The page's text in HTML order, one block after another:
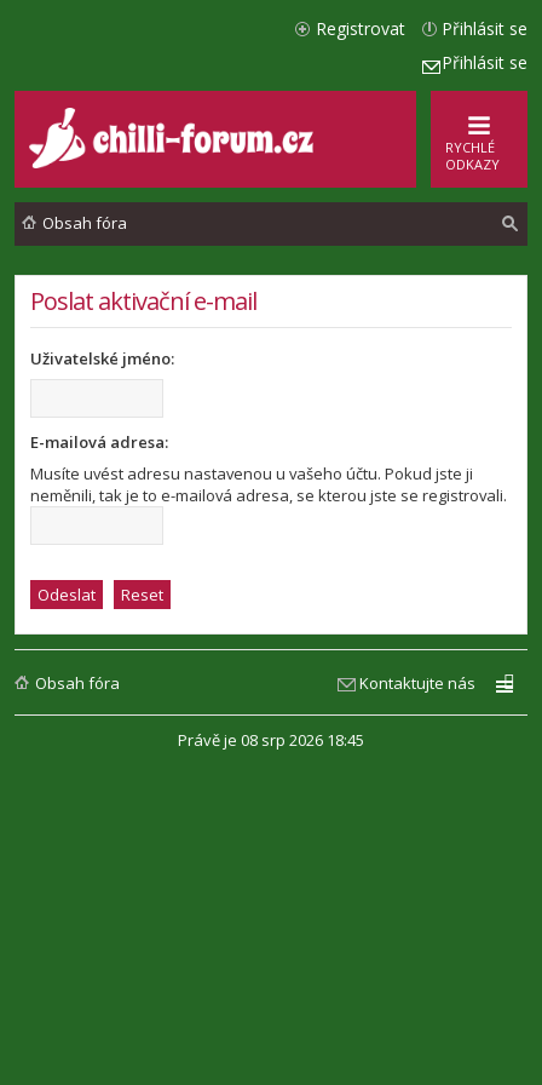
Přihlásit se
Přihlásit se
Registrovat
RYCHLÉ
ODKAZY
Obsah fóra
Poslat aktivační e-mail
Uživatelské jméno:
E-mailová adresa:
Musíte uvést adresu nastavenou u vašeho účtu. Pokud jste ji
neměnili, tak je to e-mailová adresa, se kterou jste se registrovali.
Obsah fóra Kontaktujte nás
Právě je 08 srp 2026 18:45